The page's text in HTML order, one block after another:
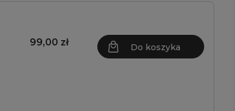
99,00 zł Do koszyka